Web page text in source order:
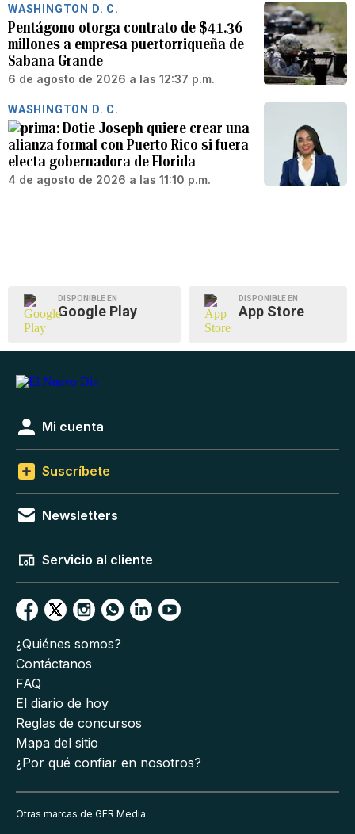
WASHINGTON D. C.
Pentágono otorga contrato de $41.36
millones a empresa puertorriqueña de
Sabana Grande
6 de agosto de 2026 a las 12:37 p.m.
WASHINGTON D. C.
Dotie Joseph quiere crear una
alianza formal con Puerto Rico si fuera
electa gobernadora de Florida
4 de agosto de 2026 a las 11:10 p.m.
DISPONIBLE EN
Google Play
DISPONIBLE EN
App Store
Mi cuenta
Suscríbete
Newsletters
Servicio al cliente
¿Quiénes somos?
Contáctanos
FAQ
El diario de hoy
Reglas de concursos
Mapa del sitio
¿Por qué confiar en nosotros?
Otras marcas de GFR Media